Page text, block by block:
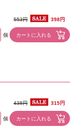
553円 398円
個
438円 315円
個